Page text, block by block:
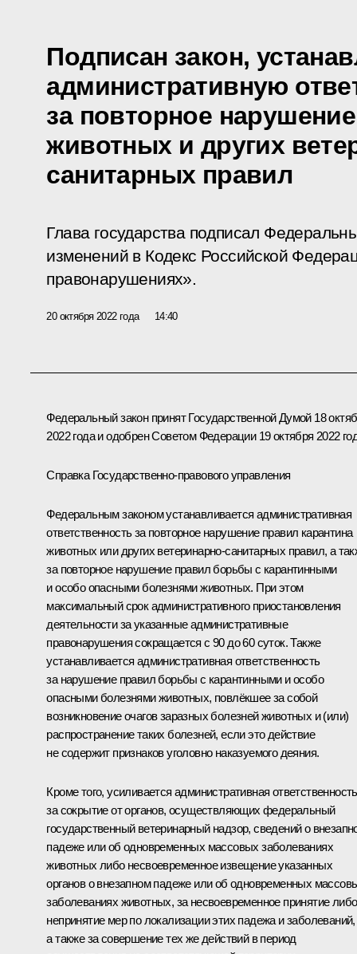
Подписан закон,
административную
за повторное
животных и других
санитарных правил
Глава государства подписал
изменений в Кодекс Российской
правонарушениях».
20 октября 2022 года 14:40
Федеральный закон принят Государственной Думой 18
2022 года и одобрен Советом Федерации 19 октября 2022
Справка Государственно-правового управления
Федеральным законом устанавливается административная
ответственность за повторное нарушение правил карантина
животных или других ветеринарно-санитарных правил, а
за повторное нарушение правил борьбы с карантинными
и особо опасными болезнями животных. При этом
максимальный срок административного приостановления
деятельности за указанные административные
правонарушения сокращается с 90 до 60 суток. Также
устанавливается административная ответственность
за нарушение правил борьбы с карантинными и особо
опасными болезнями животных, повлёкшее за собой
возникновение очагов заразных болезней животных и (или)
распространение таких болезней, если это действие
не содержит признаков уголовно наказуемого деяния.
Кроме того, усиливается административная ответственность
за сокрытие от органов, осуществляющих федеральный
государственный ветеринарный надзор, сведений о
падеже или об одновременных массовых заболеваниях
животных либо несвоевременное извещение указанных
органов о внезапном падеже или об одновременных
заболеваниях животных, за несвоевременное принятие либо
непринятие мер по локализации этих падежа и заболеваний,
а также за совершение тех же действий в период